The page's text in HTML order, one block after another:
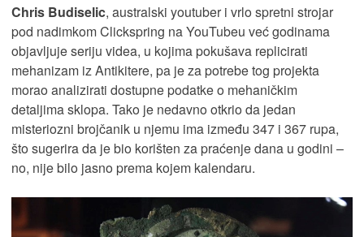
Chris Budiselic, australski youtuber i vrlo spretni strojar
pod nadimkom Clickspring na YouTubeu već godinama
objavljuje seriju videa, u kojima pokušava replicirati
mehanizam iz Antikitere, pa je za potrebe tog projekta
morao analizirati dostupne podatke o mehaničkim
detaljima sklopa. Tako je nedavno otkrio da jedan
misteriozni brojčanik u njemu ima između 347 i 367 rupa,
što sugerira da je bio korišten za praćenje dana u godini –
no, nije bilo jasno prema kojem kalendaru.